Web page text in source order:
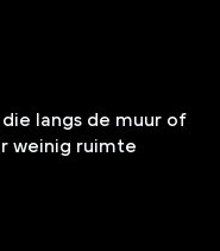
langs de muur of
weinig ruimte